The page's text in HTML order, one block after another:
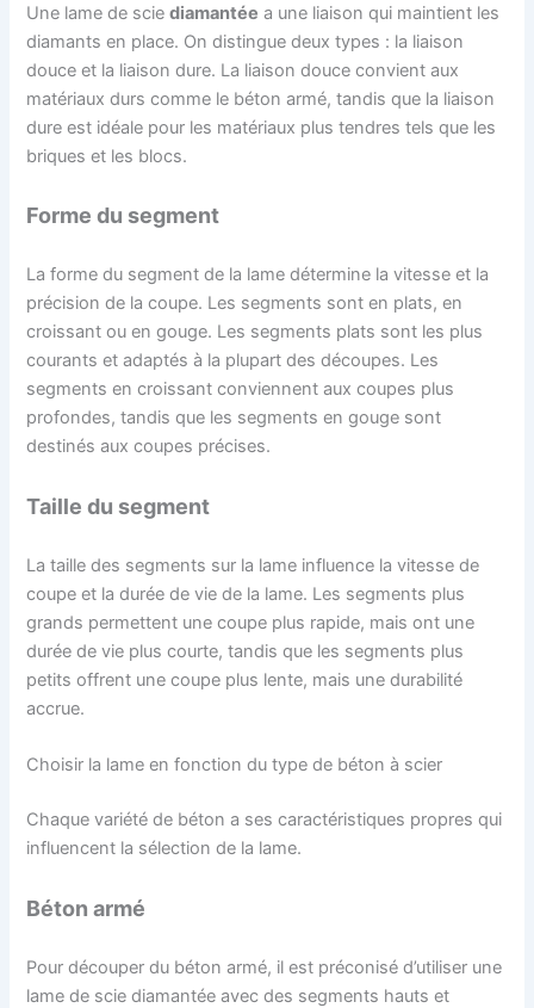
Une lame de sciediamantée a une liaison qui maintient les
diamants en place. On distingue deux types : la liaison
douce et la liaison dure. La liaison douce convient aux
matériaux durs comme le béton armé, tandis que la liaison
dure est idéale pour les matériaux plus tendres tels que les
briques et les blocs.
Forme du segment
La forme du segment de la lame détermine la vitesse et la
précision de la coupe. Les segments sont en plats, en
croissant ou en gouge. Les segments plats sont les plus
courants et adaptés à la plupart des découpes. Les
segments en croissant conviennent aux coupes plus
profondes, tandis que les segments en gouge sont
destinés aux coupes précises.
Taille du segment
La taille des segments sur la lame influence la vitesse de
coupe et la durée de vie de la lame. Les segments plus
grands permettent une coupe plus rapide, mais ont une
durée de vie plus courte, tandis que les segments plus
petits offrent une coupe plus lente, mais une durabilité
accrue.
Choisir la lame en fonction du type de béton à scier
Chaque variété de béton a ses caractéristiques propres qui
influencent la sélection de la lame.
Béton armé
Pour découper du béton armé, il est préconisé d’utiliser une
lame de scie diamantée avec des segments hauts et